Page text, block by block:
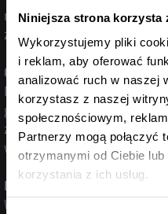
Niniejsza strona korzysta
Wykorzystujemy pliki
i reklam, aby oferować
analizować ruch w naszej
korzystasz z naszej
społecznościowym,
Partnerzy mogą połączyć
otrzymanymi od Ciebie
korzystania z ich usług.
niepełnosprawnych.
znajdują się w sektorach A4
GOŚCIE, MEDIA
Przy wejściu nr 1 będzie
godziny 18:00. Wszystkie
zostaną podane na
wydarzeniem.
NIE CZEKAJ – REAGUJ
Wszystkie uwagi i